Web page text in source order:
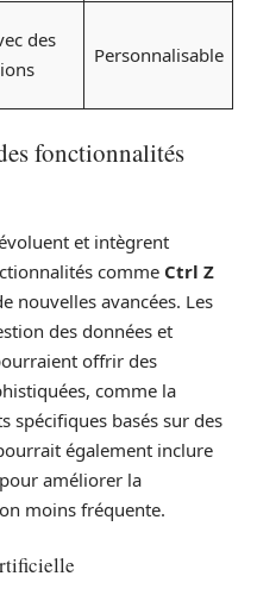
des
Personnalisable
fonctionnalités
et intègrent
comme Ctrl Z
nouvelles avancées. Les
des données et
offrir des
comme la
spécifiques basés sur des
également inclure
améliorer la
moins fréquente.